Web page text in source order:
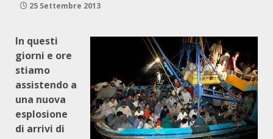
25 Settembre 2013
In questi
giorni e ore
stiamo
assistendo a
una nuova
esplosione
di arrivi di